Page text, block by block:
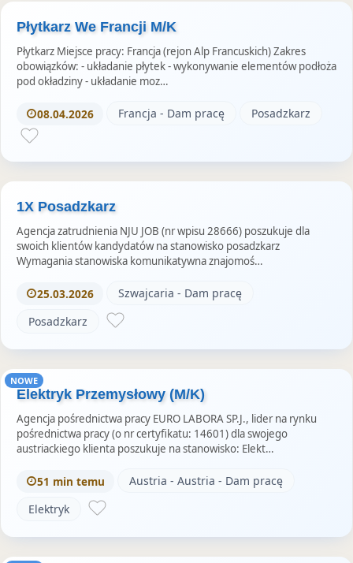
Płytkarz We Francji M/K
Płytkarz Miejsce pracy: Francja (rejon Alp Francuskich) Zakres
obowiązków: - układanie płytek - wykonywanie elementów podłoża
pod okładziny - układanie moz…
08.04.2026 Francja - Dam pracę Posadzkarz
1X Posadzkarz
Agencja zatrudnienia NJU JOB (nr wpisu 28666) poszukuje dla
swoich klientów kandydatów na stanowisko posadzkarz
Wymagania stanowiska komunikatywna znajomoś…
25.03.2026
Szwajcaria - Dam pracę
Posadzkarz
NOWE
Elektryk Przemysłowy (M/K)
Agencja pośrednictwa pracy EURO LABORA SP.J., lider na rynku
pośrednictwa pracy (o nr certyfikatu: 14601) dla swojego
austriackiego klienta poszukuje na stanowisko: Elekt…
51 min temu
Austria - Austria - Dam pracę
Elektryk